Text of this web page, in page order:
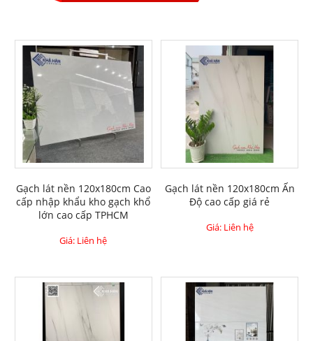
Gạch lát nền 120x180cm Cao
cấp nhập khẩu kho gạch khổ
lớn cao cấp TPHCM
Giá: Liên hệ
Gạch lát nền 120x180cm Ấn
Độ cao cấp giá rẻ
Giá: Liên hệ